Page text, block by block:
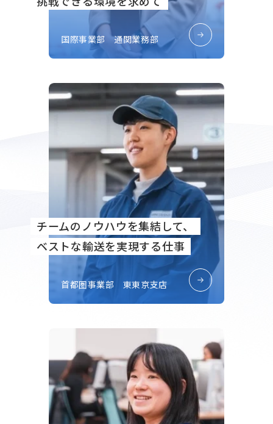
国際事業部 通関業務部
チームのノウハウを集結して、
ベストな輸送を実現する仕事
首都圏事業部 東東京支店